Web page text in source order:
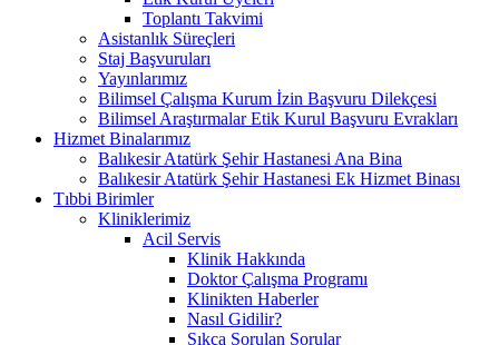
Toplantı Takvimi
Asistanlık Süreçleri
Staj Başvuruları
Yayınlarımız
Bilimsel Çalışma Kurum İzin Başvuru Dilekçesi
Bilimsel Araştırmalar Etik Kurul Başvuru Evrakları
Hizmet Binalarımız
Balıkesir Atatürk Şehir Hastanesi Ana Bina
Balıkesir Atatürk Şehir Hastanesi Ek Hizmet Binası
Tıbbi Birimler
Kliniklerimiz
Acil Servis
Klinik Hakkında
Doktor Çalışma Programı
Klinikten Haberler
Nasıl Gidilir?
Sıkça Sorulan Sorular